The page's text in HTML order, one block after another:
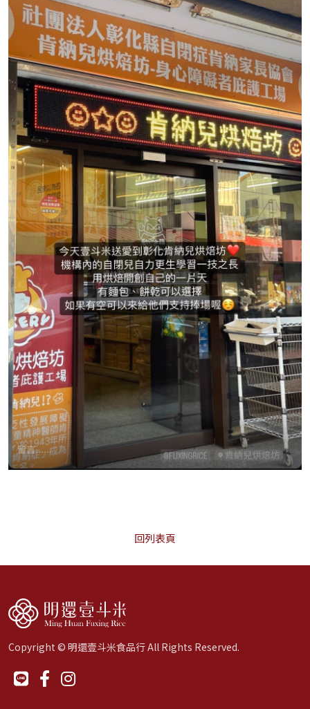
回列表頁
Copyright © 明還壹斗米食品行 All Rights Reserved.